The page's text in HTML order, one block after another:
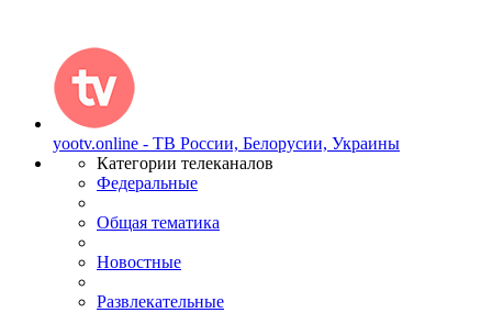
yootv.online - ТВ России, Белорусии, Украины
Категории телеканалов
Федеральные
Общая тематика
Новостные
Развлекательные